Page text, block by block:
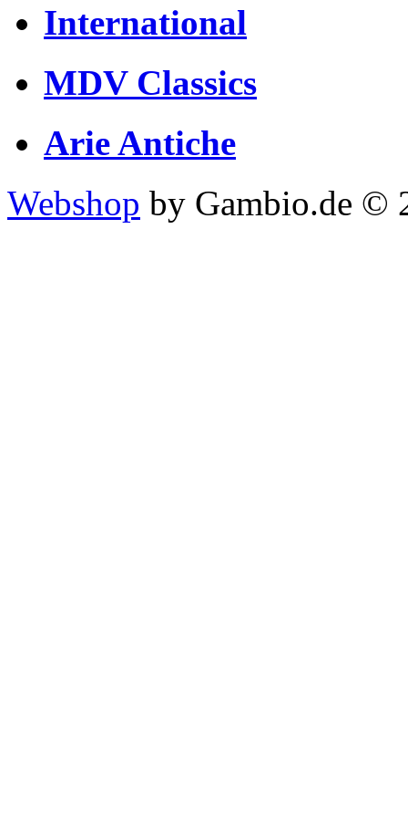
International
MDV Classics
Arie Antiche
Webshop by Gambio.de ©